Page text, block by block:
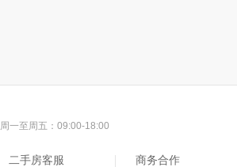
周一至周五：09:00-18:00
二手房客服 商务合作